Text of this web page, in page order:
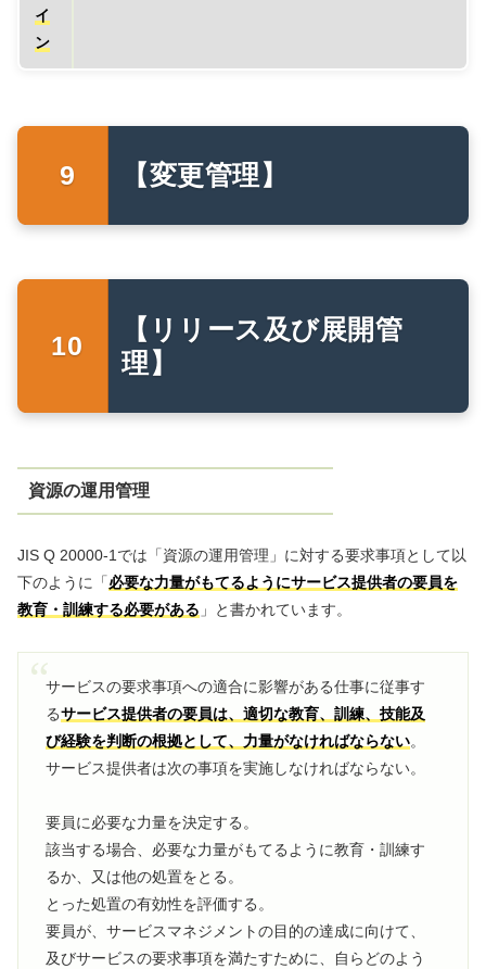
イ
ン
【変更管理】
【リリース及び展開管
理】
資源の運用管理
JIS Q 20000-1では「資源の運用管理」に対する要求事項として以
下のように「必要な力量がもてるようにサービス提供者の要員を
教育・訓練する必要がある 」と書かれています。
サービスの要求事項への適合に影響がある仕事に従事す
るサービス提供者の要員は、適切な教育、訓練、技能及
び経験を判断の根拠として、力量がなければならない。
サービス提供者は次の事項を実施しなければならない。
要員に必要な力量を決定する。
該当する場合、必要な力量がもてるように教育・訓練す
るか、又は他の処置をとる。
とった処置の有効性を評価する。
要員が、サービスマネジメントの目的の達成に向けて、
及びサービスの要求事項を満たすために、自らどのよう